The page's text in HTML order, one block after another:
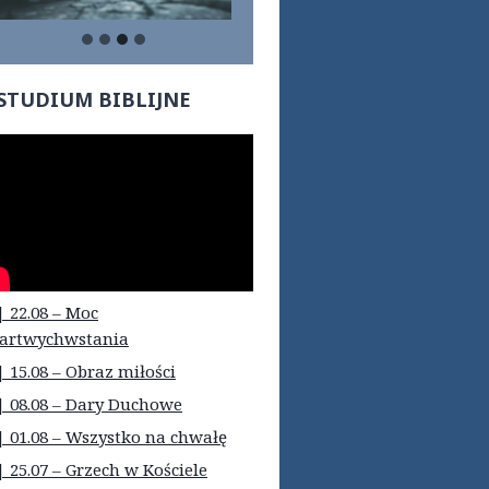
BIBLIJNE
22.08 – Moc
15.08 – Obraz miłości
08.08 – Dary Duchowe
01.08 – Wszystko na chwałę
25.07 – Grzech w Kościele